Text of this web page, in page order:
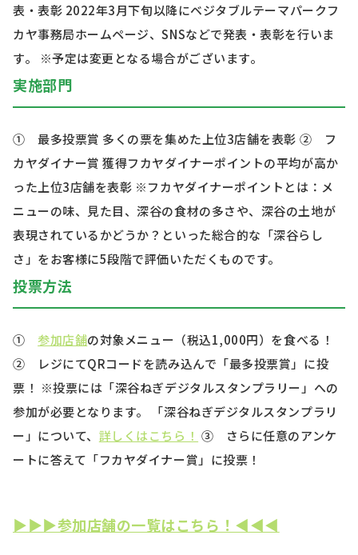
表・表彰 2022年3月下旬以降にベジタブルテーマパークフ
カヤ事務局ホームページ、SNSなどで発表・表彰を行いま
す。 ※予定は変更となる場合がございます。
実施部門
① 最多投票賞 多くの票を集めた上位3店舗を表彰 ② フ
カヤダイナー賞 獲得フカヤダイナーポイントの平均が高か
った上位3店舗を表彰 ※フカヤダイナーポイントとは：メ
ニューの味、見た目、深谷の食材の多さや、深谷の土地が
表現されているかどうか？といった総合的な「深谷らし
さ」をお客様に5段階で評価いただくものです。
投票方法
① 参加店舗の対象メニュー（税込1,000円）を食べる！
② レジにてQRコードを読み込んで「最多投票賞」に投
票！ ※投票には「深谷ねぎデジタルスタンプラリー」への
参加が必要となります。 「深谷ねぎデジタルスタンプラリ
ー」について、 詳しくはこちら！ ③ さらに任意のアンケ
ートに答えて「フカヤダイナー賞」に投票！
▶▶▶参加店舗の一覧はこちら！◀◀◀